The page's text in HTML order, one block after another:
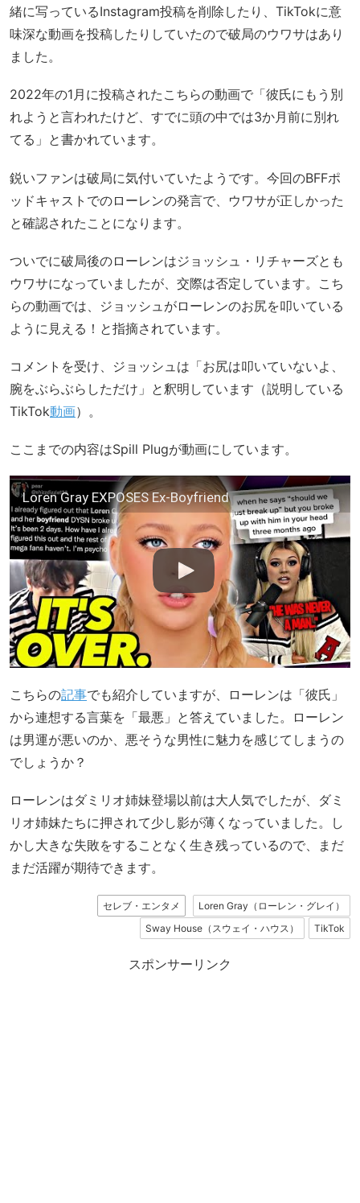
緒に写っているInstagram投稿を削除したり、TikTokに意
味深な動画を投稿したりしていたので破局のウワサはあり
ました。
2022年の1月に投稿されたこちらの動画で「彼氏にもう別
れようと言われたけど、すでに頭の中では3か月前に別れ
てる」と書かれています。
鋭いファンは破局に気付いていたようです。今回のBFFポ
ッドキャストでのローレンの発言で、ウワサが正しかった
と確認されたことになります。
ついでに破局後のローレンはジョッシュ・リチャーズとも
ウワサになっていましたが、交際は否定しています。こち
らの動画では、ジョッシュがローレンのお尻を叩いている
ように見える！と指摘されています。
コメントを受け、ジョッシュは「お尻は叩いていないよ、
腕をぶらぶらしただけ」と釈明しています（説明している
TikTok動画）。
ここまでの内容はSpill Plugが動画にしています。
Loren Gray EXPOSES Ex-Boyfriend
こちらの記事でも紹介していますが、ローレンは「彼氏」
から連想する言葉を「最悪」と答えていました。ローレン
は男運が悪いのか、悪そうな男性に魅力を感じてしまうの
でしょうか？
ローレンはダミリオ姉妹登場以前は大人気でしたが、ダミ
リオ姉妹たちに押されて少し影が薄くなっていました。し
かし大きな失敗をすることなく生き残っているので、まだ
まだ活躍が期待できます。
セレブ・エンタメ
Loren Gray（ローレン・グレイ）
Sway House（スウェイ・ハウス）
TikTok
スポンサーリンク